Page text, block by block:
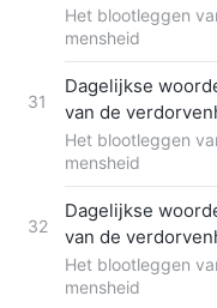
Fragment 329
Het blootleggen
mensheid
31
Dagelijkse
van de
Fragment 330
Het blootleggen
mensheid
32
Dagelijkse
van de
Fragment 331
Het blootleggen
mensheid